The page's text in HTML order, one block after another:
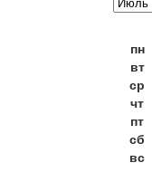
пн
вт
ср
чт
пт
сб
вс